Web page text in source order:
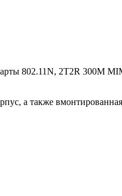
802.11N, 2T2R 300M
а также